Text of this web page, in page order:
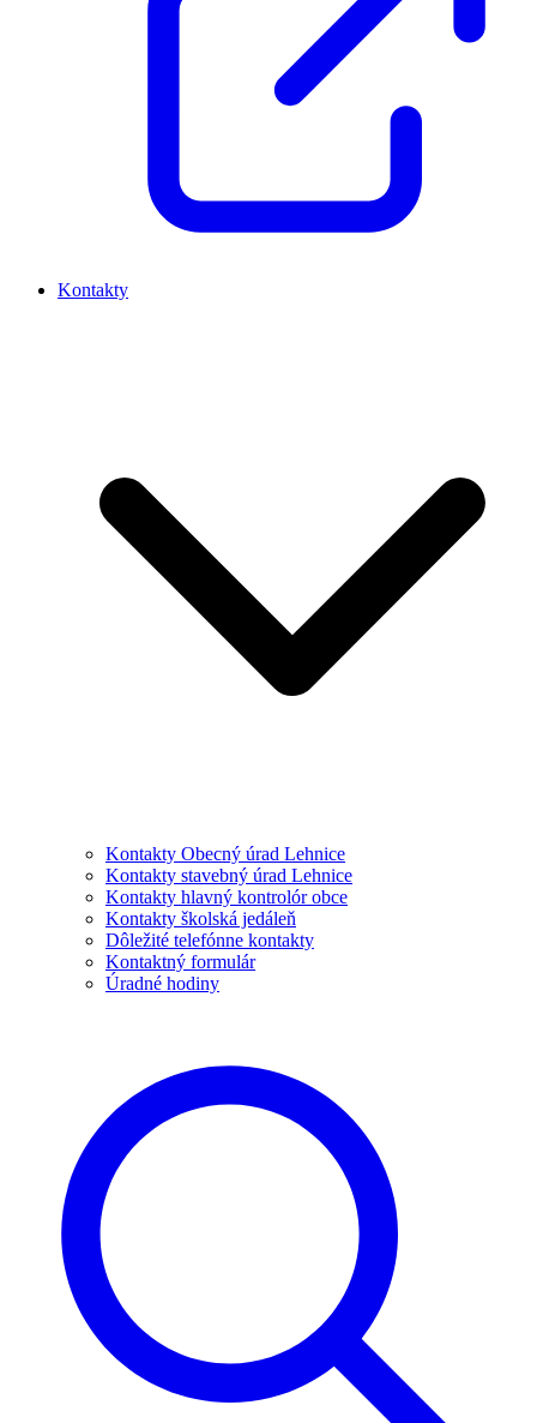
Kontakty
Kontakty Obecný úrad Lehnice
Kontakty stavebný úrad Lehnice
Kontakty hlavný kontrolór obce
Kontakty školská jedáleň
Dôležité telefónne kontakty
Kontaktný formulár
Úradné hodiny